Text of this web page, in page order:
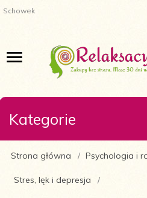
Schowek
Kategorie
Strona główna Psychologia i
Stres, lęk i depresja